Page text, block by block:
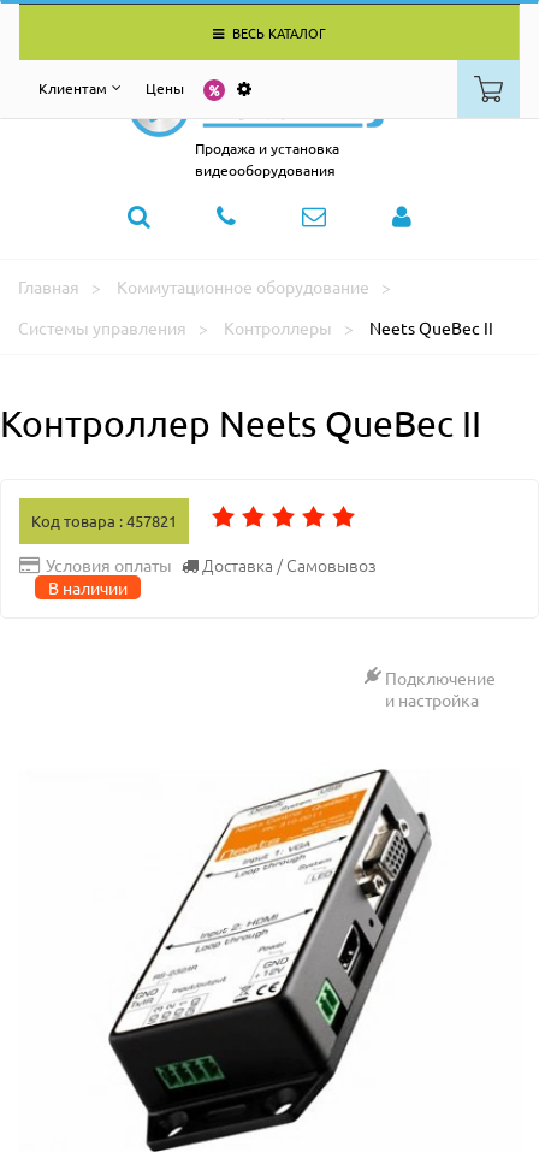
ВЕСЬ КАТАЛОГ
Клиентам Цены
Продажа и установка
видеооборудования
Главная
Коммутационное оборудование
Системы управления
Контроллеры Neets QueBec II
Контроллер Neets QueBec II
Код товара : 457821
Условия оплаты Доставка / Самовывоз
В наличии
Подключение
и настройка